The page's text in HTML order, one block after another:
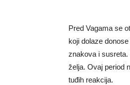
Pred Vagama se
koji dolaze
znakova i
želja. Ovaj period
tuđih reakcija.